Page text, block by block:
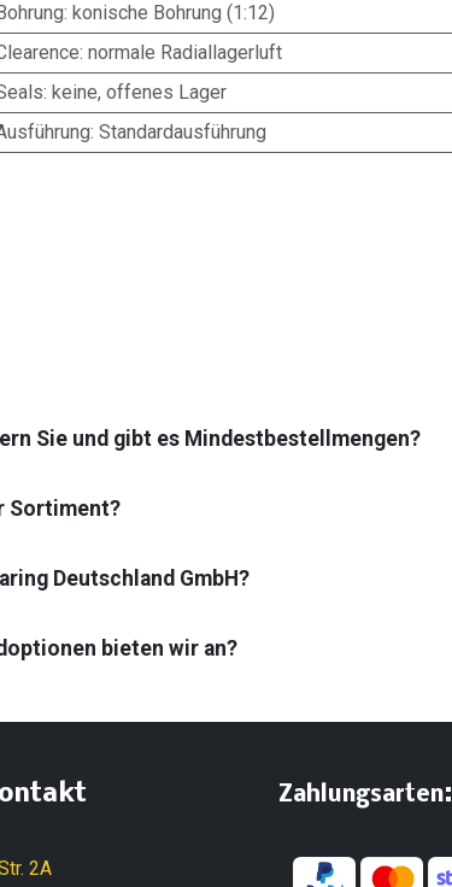
: konische Bohrung (1:12)
: normale Radiallagerluft
: keine, offenes Lager
: Standardausführung
Sie und gibt es Mindest­bestell­mengen?
Sortiment?
Deutschland GmbH?
bieten wir an?
2A
​Zahlungsarten: